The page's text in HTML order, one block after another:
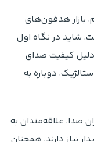
هدفون‌های
شاید در نگاه اول
دلیل کیفیت صدای
دوباره به
صدا، علاقه‌مندان به